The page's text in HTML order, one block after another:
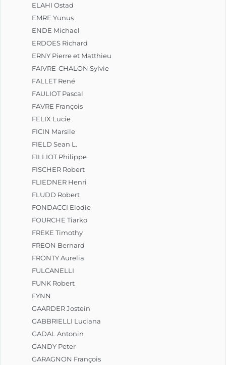
ELAHI Ostad
EMRE Yunus
ENDE Michael
ERDOES Richard
ERNY Pierre et Matthieu
FAIVRE-CHALON Sylvie
FALLET René
FAULIOT Pascal
FAVRE François
FELIX Lucie
FICIN Marsile
FIELD Sean L.
FILLIOT Philippe
FISCHER Robert
FLIEDNER Henri
FLUDD Robert
FONDACCI Elodie
FOURCHE Tiarko
FREKE Timothy
FREON Bernard
FRONTY Aurelia
FULCANELLI
FUNK Robert
FYNN
GAARDER Jostein
GABBRIELLI Luciana
GADAL Antonin
GANDY Peter
GARAGNON François